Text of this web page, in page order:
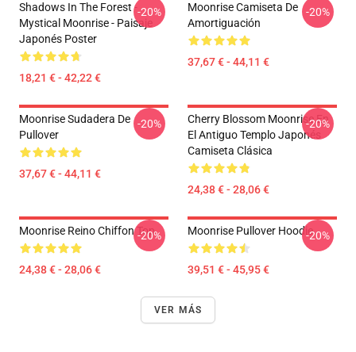
Shadows In The Forest -
Mystical Moonrise - Paisaje
Japonés Poster
18,21 € - 42,22 €
-20%
Moonrise Camiseta De
Amortiguación
37,67 € - 44,11 €
-20%
Moonrise Sudadera De
Pullover
37,67 € - 44,11 €
-20%
Cherry Blossom Moonrise En
El Antiguo Templo Japonés
Camiseta Clásica
24,38 € - 28,06 €
-20%
Moonrise Reino Chiffon Top
24,38 € - 28,06 €
-20% Moonrise Pullover Hoodie
39,51 € - 45,95 €
-20%
VER MÁS